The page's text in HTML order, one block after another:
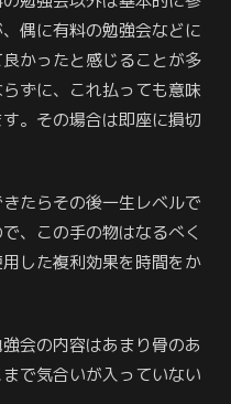
偶に有料の勉強会などに
かったと感じることが多
ずに、これ払っても意味
。その場合は即座に損切
たらその後一生レベルで
、この手の物はなるべく
した複利効果を時間をか
会の内容はあまり骨のあ
で気合いが入っていない